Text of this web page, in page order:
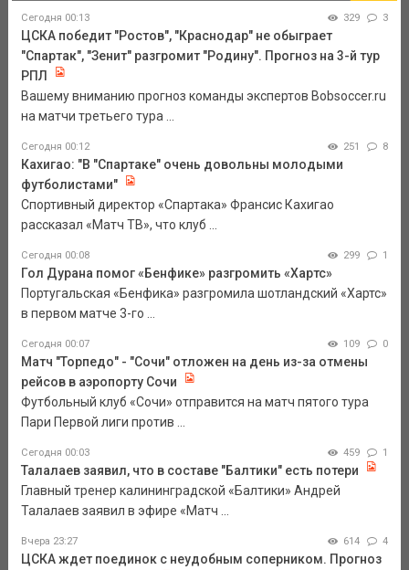
Сегодня 00:13 329 3
ЦСКА победит "Ростов", "Краснодар" не обыграет
"Спартак", "Зенит" разгромит "Родину". Прогноз на 3-й тур
РПЛ
Вашему вниманию прогноз команды экспертов Bobsoccer.ru
на матчи третьего тура ...
Сегодня 00:12 251 8
Кахигао: "В "Спартаке" очень довольны молодыми
футболистами"
Спортивный директор «Спартака» Франсис Кахигао
рассказал «Матч ТВ», что клуб ...
Сегодня 00:08 299 1
Гол Дурана помог «Бенфике» разгромить «Хартс»
Португальская «Бенфика» разгромила шотландский «Хартс»
в первом матче 3-го ...
Сегодня 00:07 109 0
Матч "Торпедо" - "Сочи" отложен на день из-за отмены
рейсов в аэропорту Сочи
Футбольный клуб «Сочи» отправится на матч пятого тура
Пари Первой лиги против ...
Сегодня 00:03 459 1
Талалаев заявил, что в составе "Балтики" есть потери
Главный тренер калининградской «Балтики» Андрей
Талалаев заявил в эфире «Матч ...
Вчера 23:27 614 4
ЦСКА ждет поединок с неудобным соперником. Прогноз